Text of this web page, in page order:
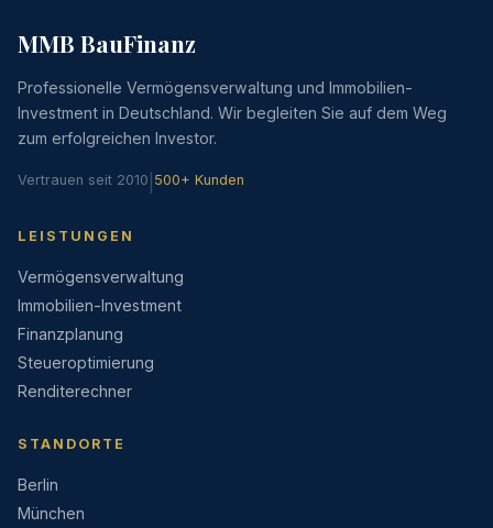
MMB BauFinanz
Professionelle Vermögensverwaltung und Immobilien-
Investment in Deutschland. Wir begleiten Sie auf dem Weg
zum erfolgreichen Investor.
Vertrauen seit 2010 500+ Kunden
LEISTUNGEN
Vermögensverwaltung
Immobilien-Investment
Finanzplanung
Steueroptimierung
Renditerechner
STANDORTE
Berlin
München